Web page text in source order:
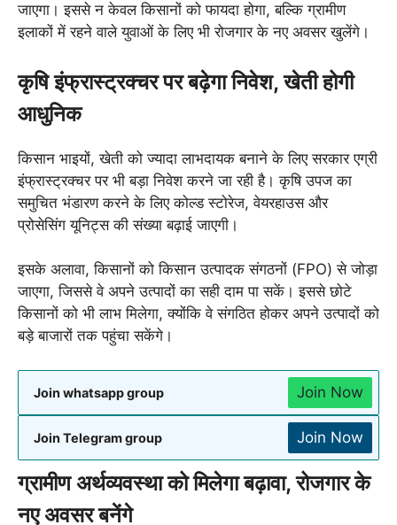
जाएगा। इससे न केवल किसानों को फायदा होगा, बल्कि ग्रामीण
इलाकों में रहने वाले युवाओं के लिए भी रोजगार के नए अवसर खुलेंगे।
कृषि इंफ्रास्ट्रक्चर पर बढ़ेगा निवेश, खेती होगी
आधुनिक
किसान भाइयों, खेती को ज्यादा लाभदायक बनाने के लिए सरकार एग्री
इंफ्रास्ट्रक्चर पर भी बड़ा निवेश करने जा रही है। कृषि उपज का
समुचित भंडारण करने के लिए कोल्ड स्टोरेज, वेयरहाउस और
प्रोसेसिंग यूनिट्स की संख्या बढ़ाई जाएगी।
इसके अलावा, किसानों को किसान उत्पादक संगठनों (FPO) से जोड़ा
जाएगा, जिससे वे अपने उत्पादों का सही दाम पा सकें। इससे छोटे
किसानों को भी लाभ मिलेगा, क्योंकि वे संगठित होकर अपने उत्पादों को
बड़े बाजारों तक पहुंचा सकेंगे।
Join whatsapp group Join Now
Join Telegram group Join Now
ग्रामीण अर्थव्यवस्था को मिलेगा बढ़ावा, रोजगार के
नए अवसर बनेंगे